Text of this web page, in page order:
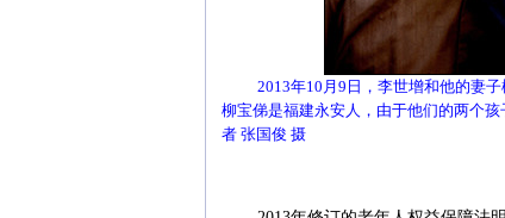
2013年10月9日，李世增和他的妻
柳宝俤是福建永安人，由于他们的两个
者 张国俊 摄